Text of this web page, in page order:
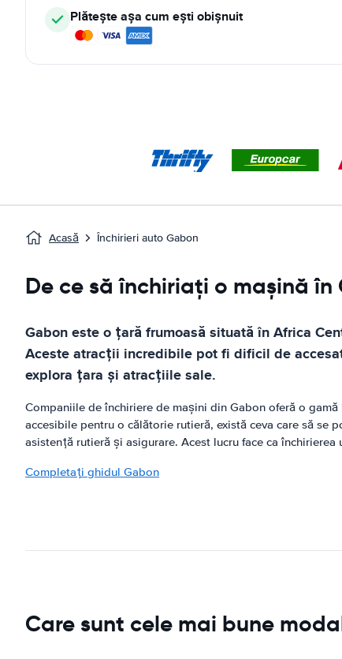
Plătește așa cum ești obișnuit
Acasă Închirieri auto Gabon
De ce să închiriați o mașină în
Gabon este o țară frumoasă situată în Africa
Aceste atracții incredibile pot fi dificil de
explora țara și atracțiile sale.
Companiile de închiriere de mașini din Gabon oferă o
accesibile pentru o călătorie rutieră, există ceva care să se
asistență rutieră și asigurare. Acest lucru face ca
Completați ghidul Gabon
Care sunt cele mai bune